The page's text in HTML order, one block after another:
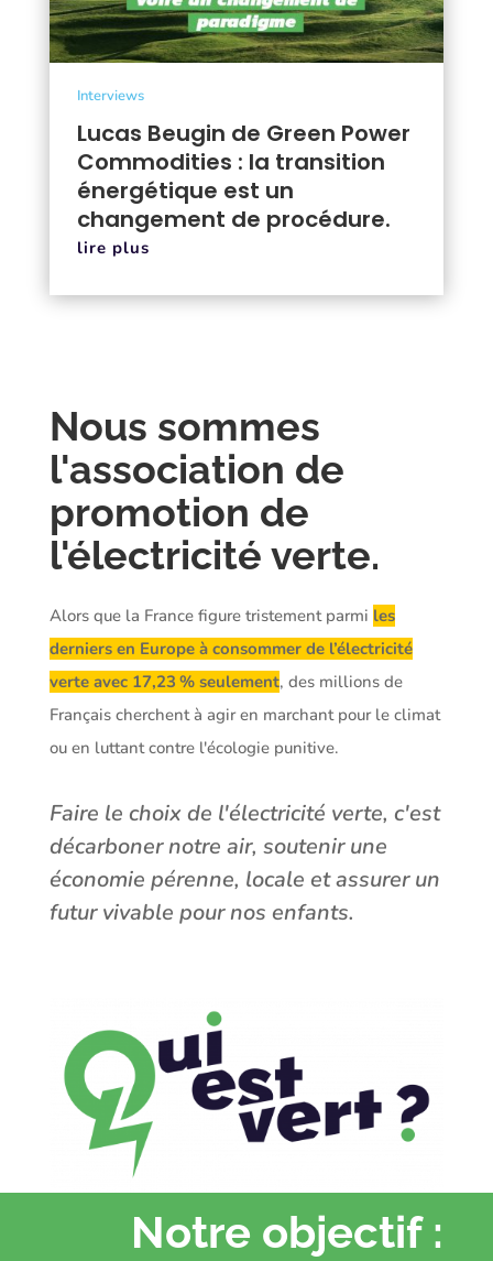
Lucas Beugin de Green Power
Commodities : la transition
énergétique est un
changement de procédure.
Interviews
lire plus
Nous sommes
l'association de
promotion de
l'électricité verte.
Alors que la France figure tristement parmi les
derniers en Europe à consommer de l’électricité
verte avec 17,23 % seulement, des millions de
Français cherchent à agir en marchant pour le climat
ou en luttant contre l'écologie punitive.
Faire le choix de l'électricité verte, c'est
décarboner notre air, soutenir une
économie pérenne, locale et assurer un
futur vivable pour nos enfants.
Notre objectif :